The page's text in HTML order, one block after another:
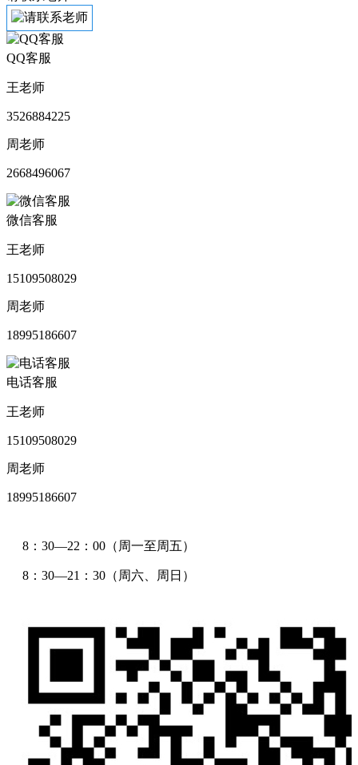
QQ客服
王老师
3526884225
周老师
2668496067
微信客服
王老师
15109508029
周老师
18995186607
电话客服
王老师
15109508029
周老师
18995186607
8：30—22：00（周一至周五）
8：30—21：30（周六、周日）